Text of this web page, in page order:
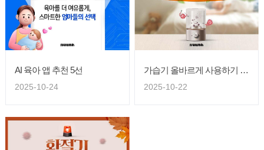
AI 육아 앱 추천 5선
2025-10-24
가습기 올바르게 사용하기 (보이지 않는 세균을 막는 방법)
2025-10-22